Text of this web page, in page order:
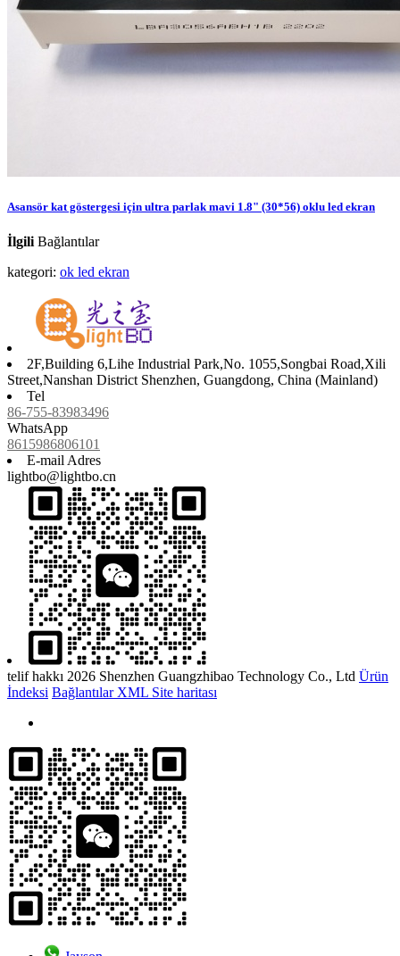
Asansör kat göstergesi için ultra parlak mavi 1.8" (30*56) oklu led ekran
İlgili Bağlantılar
kategori: ok led ekran
2F,Building 6,Lihe Industrial Park,No. 1055,Songbai Road,Xili
Street,Nanshan District Shenzhen, Guangdong, China (Mainland)
Tel
86-755-83983496
WhatsApp
8615986806101
E-mail Adres
lightbo@lightbo.cn
telif hakkı 2026 Shenzhen Guangzhibao Technology Co., Ltd Ürün
İndeksi Bağlantılar XML Site haritası